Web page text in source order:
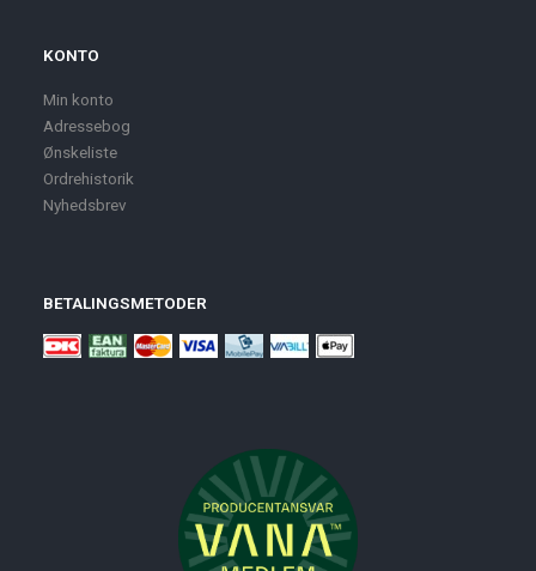
KONTO
Min konto
Adressebog
Ønskeliste
Ordrehistorik
Nyhedsbrev
BETALINGSMETODER